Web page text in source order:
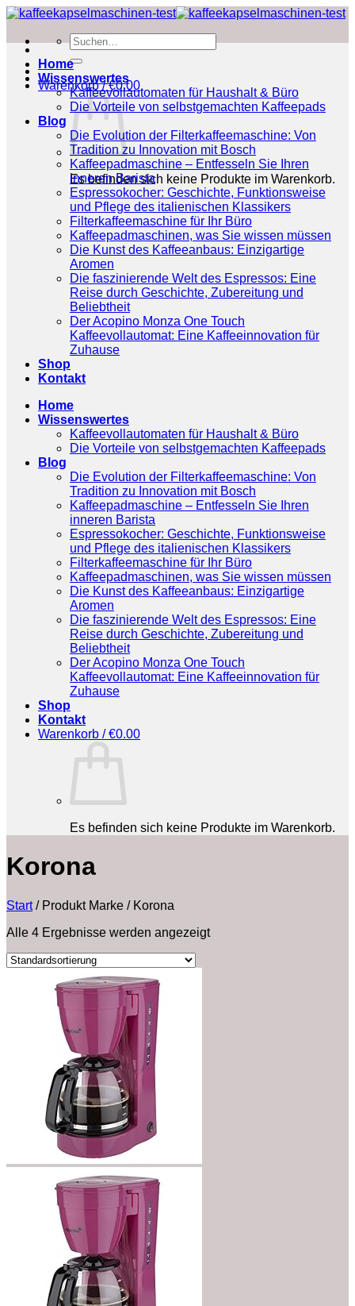
Zum
springen
Suchen
nach:
Warenkorb /€0.00
Es befinden sich keine Produkte im Warenkorb.
Home
Wissenswertes
Kaffeevollautomaten für Haushalt & Büro
Die Vorteile von selbstgemachten Kaffeepads
Blog
Die Evolution der Filterkaffeemaschine: Von
Tradition zu Innovation mit Bosch
Kaffeepadmaschine – Entfesseln Sie Ihren
inneren Barista
Espressokocher: Geschichte, Funktionsweise
und Pflege des italienischen Klassikers
Filterkaffeemaschine für Ihr Büro
Kaffeepadmaschinen, was Sie wissen müssen
Die Kunst des Kaffeeanbaus: Einzigartige
Aromen
Die faszinierende Welt des Espressos: Eine
Reise durch Geschichte, Zubereitung und
Beliebtheit
Der Acopino Monza One Touch
Kaffeevollautomat: Eine Kaffeeinnovation für
Zuhause
Shop
Kontakt
Home
Wissenswertes
Kaffeevollautomaten für Haushalt & Büro
Die Vorteile von selbstgemachten Kaffeepads
Blog
Die Evolution der Filterkaffeemaschine: Von
Tradition zu Innovation mit Bosch
Kaffeepadmaschine – Entfesseln Sie Ihren
inneren Barista
Espressokocher: Geschichte, Funktionsweise
und Pflege des italienischen Klassikers
Filterkaffeemaschine für Ihr Büro
Kaffeepadmaschinen, was Sie wissen müssen
Die Kunst des Kaffeeanbaus: Einzigartige
Aromen
Die faszinierende Welt des Espressos: Eine
Reise durch Geschichte, Zubereitung und
Beliebtheit
Der Acopino Monza One Touch
Kaffeevollautomat: Eine Kaffeeinnovation für
Zuhause
Shop
Kontakt
Warenkorb /€0.00
Es befinden sich keine Produkte im Warenkorb.
‎Korona
Start /Produkt Marke /‎Korona
Alle 4 Ergebnisse werden angezeigt